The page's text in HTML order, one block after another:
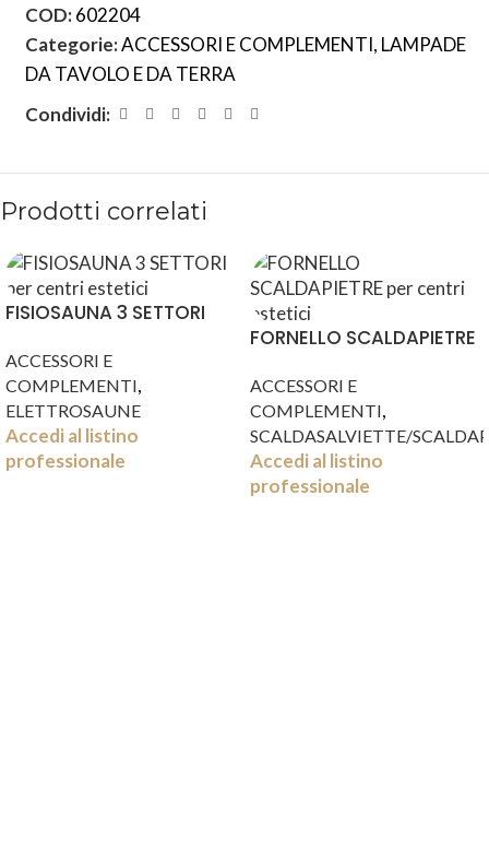
COD:602204
Categorie:ACCESSORI E COMPLEMENTI, LAMPADE
DA TAVOLO E DA TERRA
Condividi:
Prodotti correlati
FISIOSAUNA 3 SETTORI
ACCESSORI E
COMPLEMENTI,
ELETTROSAUNE
Accedi al listino
professionale
FORNELLO SCALDAPIETRE
ACCESSORI E
COMPLEMENTI,
SCALDASALVIETTE/
Accedi al listino
professionale